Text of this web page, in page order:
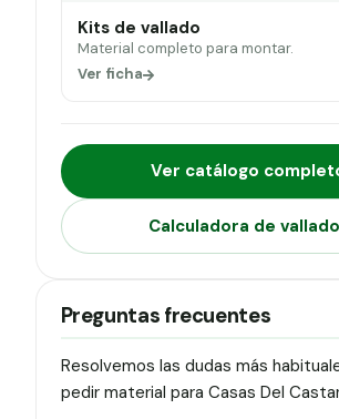
Kits de vallado
Material completo para montar.
Ver ficha
Ver catálogo
Calculadora de
Preguntas frecuentes
Resolvemos las dudas más
pedir material para Casas Del